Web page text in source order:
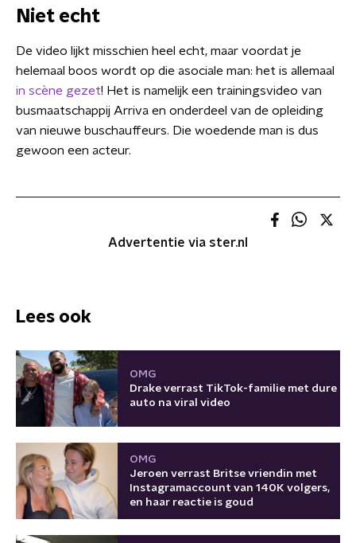
Niet echt
De video lijkt misschien heel echt, maar voordat je
helemaal boos wordt op die asociale man: het is allemaal
in scène gezet! Het is namelijk een trainingsvideo van
busmaatschappij Arriva en onderdeel van de opleiding
van nieuwe buschauffeurs. Die woedende man is dus
gewoon een acteur.
Advertentie via ster.nl
Lees ook
OMG
Drake verrast TikTok-familie met dure
auto na viral video
OMG
Jeroen verrast Britse vriendin met
Instagramaccount van 140K volgers,
en haar reactie is goud